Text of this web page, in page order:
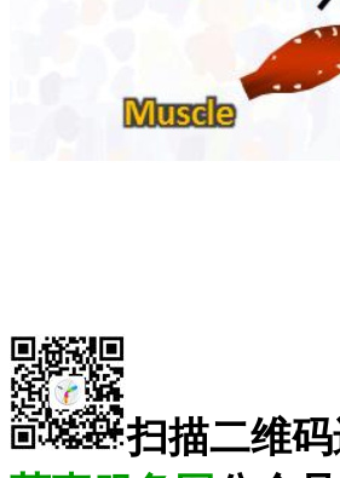
扫描二维码